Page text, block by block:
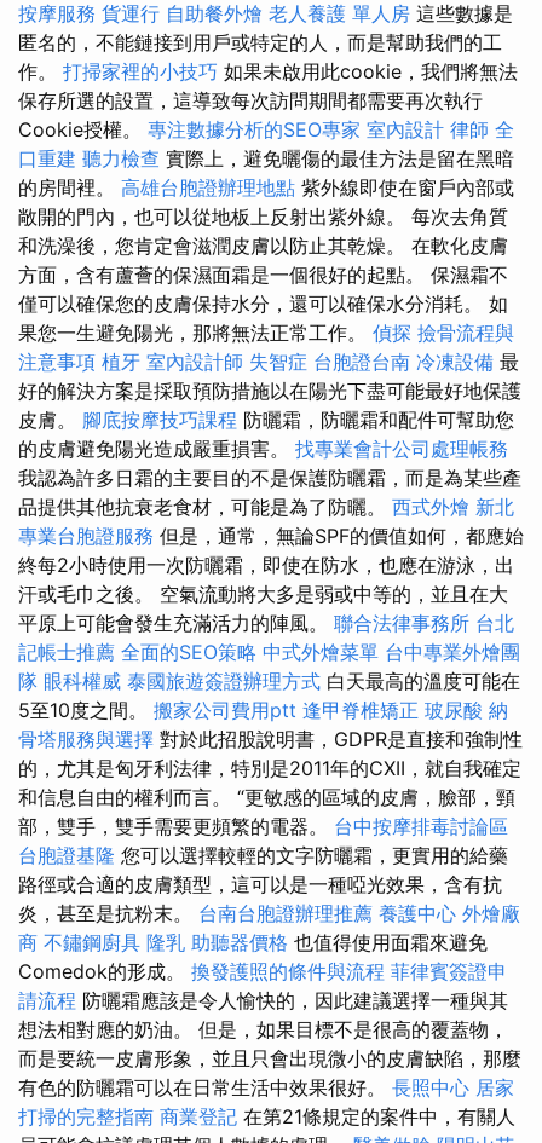
按摩服務 貨運行 自助餐外燴 老人養護 單人房 這些數據是
匿名的，不能鏈接到用戶或特定的人，而是幫助我們的工
作。 打掃家裡的小技巧 如果未啟用此cookie，我們將無法
保存所選的設置，這導致每次訪問期間都需要再次執行
Cookie授權。 專注數據分析的SEO專家 室內設計 律師 全
口重建 聽力檢查 實際上，避免曬傷的最佳方法是留在黑暗
的房間裡。 高雄台胞證辦理地點 紫外線即使在窗戶內部或
敞開的門內，也可以從地板上反射出紫外線。 每次去角質
和洗澡後，您肯定會滋潤皮膚以防止其乾燥。 在軟化皮膚
方面，含有蘆薈的保濕面霜是一個很好的起點。 保濕霜不
僅可以確保您的皮膚保持水分，還可以確保水分消耗。 如
果您一生避免陽光，那將無法正常工作。 偵探 撿骨流程與
注意事項 植牙 室內設計師 失智症 台胞證台南 冷凍設備 最
好的解決方案是採取預防措施以在陽光下盡可能最好地保護
皮膚。 腳底按摩技巧課程 防曬霜，防曬霜和配件可幫助您
的皮膚避免陽光造成嚴重損害。 找專業會計公司處理帳務
我認為許多日霜的主要目的不是保護防曬霜，而是為某些產
品提供其他抗衰老食材，可能是為了防曬。 西式外燴 新北
專業台胞證服務 但是，通常，無論SPF的價值如何，都應始
終每2小時使用一次防曬霜，即使在防水，也應在游泳，出
汗或毛巾之後。 空氣流動將大多是弱或中等的，並且在大
平原上可能會發生充滿活力的陣風。 聯合法律事務所 台北
記帳士推薦 全面的SEO策略 中式外燴菜單 台中專業外燴團
隊 眼科權威 泰國旅遊簽證辦理方式 白天最高的溫度可能在
5至10度之間。 搬家公司費用ptt 逢甲脊椎矯正 玻尿酸 納
骨塔服務與選擇 對於此招股說明書，GDPR是直接和強制性
的，尤其是匈牙利法律，特別是2011年的CXII，就自我確定
和信息自由的權利而言。 “更敏感的區域的皮膚，臉部，頸
部，雙手，雙手需要更頻繁的電器。 台中按摩排毒討論區
台胞證基隆 您可以選擇較輕的文字防曬霜，更實用的給藥
路徑或合適的皮膚類型，這可以是一種啞光效果，含有抗
炎，甚至是抗粉末。 台南台胞證辦理推薦 養護中心 外燴廠
商 不鏽鋼廚具 隆乳 助聽器價格 也值得使用面霜來避免
Comedok的形成。 換發護照的條件與流程 菲律賓簽證申
請流程 防曬霜應該是令人愉快的，因此建議選擇一種與其
想法相對應的奶油。 但是，如果目標不是很高的覆蓋物，
而是要統一皮膚形象，並且只會出現微小的皮膚缺陷，那麼
有色的防曬霜可以在日常生活中效果很好。 長照中心 居家
打掃的完整指南 商業登記 在第21條規定的案件中，有關人